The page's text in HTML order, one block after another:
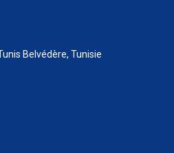
Belvédère, Tunisie